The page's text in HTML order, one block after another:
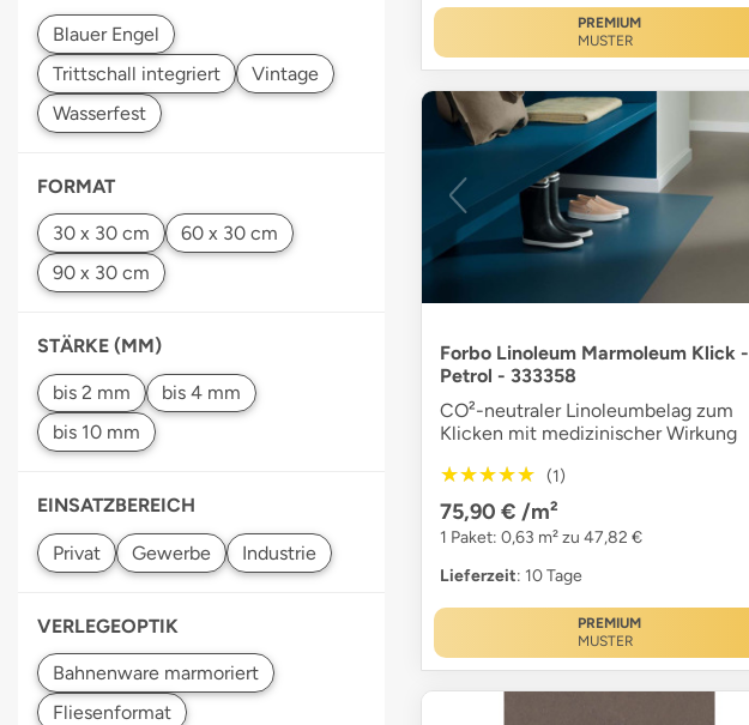
FORMAT
STÄRKE (MM)
EINSATZBEREICH
VERLEGEOPTIK
Fliesenformat
PREMIUM
MUSTER
Forbo Linoleum Marmoleum Klick -
Petrol - 333358
CO²-neutraler Linoleumbelag zum
Klicken mit medizinischer Wirkung
★★★★★
★★★★★ (1)
75,90 € /m²
1 Paket: 0,63 m² zu 47,82 €
Lieferzeit: 10 Tage
PREMIUM
MUSTER